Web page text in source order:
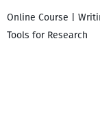
Online Course |
Tools for Research